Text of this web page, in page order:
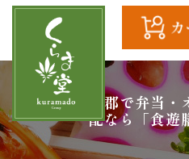
へ
ス
キ
HOME
全
彦根市、犬上郡で弁当
配なら「食遊